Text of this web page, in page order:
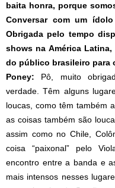
baita honra, porque
Conversar com um
Obrigada pelo tempo
shows na América
do público brasileiro para
Poney: Pô, muito
verdade. Têm alguns
loucas, como têm também
as coisas também são
assim como no Chile,
coisa “paixonal” pelo
encontro entre a banda e
mais intensos nesses